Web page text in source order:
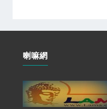
喇嘛網